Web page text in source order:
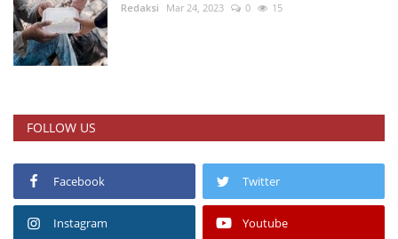
Redaksi Mar 24, 2023 0 15
FOLLOW US
Facebook Twitter
Instagram Youtube